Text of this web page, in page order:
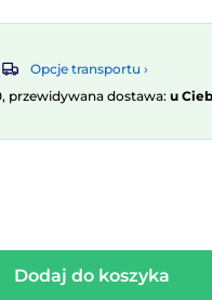
Opcje transportu ›
przewidywana dostawa: u
Dodaj do koszyka